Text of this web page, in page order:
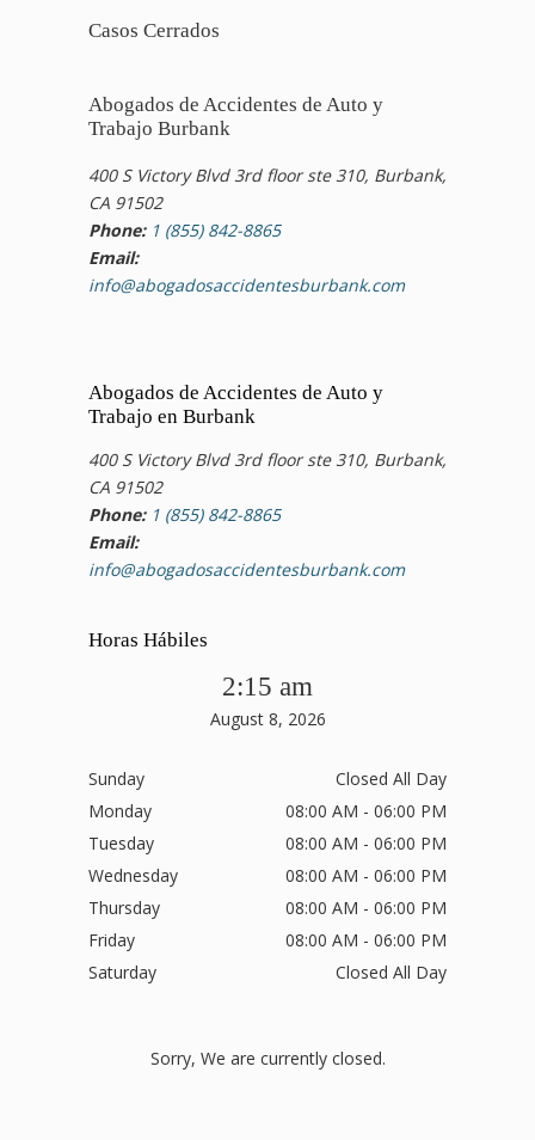
Casos Cerrados
Abogados de Accidentes de Auto y
Trabajo Burbank
400 S Victory Blvd 3rd floor ste 310, Burbank,
CA 91502
Phone: 1 (855) 842-8865
Email:
info@abogadosaccidentesburbank.com
Abogados de Accidentes de Auto y
Trabajo en Burbank
400 S Victory Blvd 3rd floor ste 310, Burbank,
CA 91502
Phone: 1 (855) 842-8865
Email:
info@abogadosaccidentesburbank.com
Horas Hábiles
2:15 am
August 8, 2026
Sunday
Closed All Day
Monday
08:00 AM - 06:00 PM
Tuesday
08:00 AM - 06:00 PM
Wednesday
08:00 AM - 06:00 PM
Thursday
08:00 AM - 06:00 PM
Friday
08:00 AM - 06:00 PM
Saturday
Closed All Day
Sorry, We are currently closed.